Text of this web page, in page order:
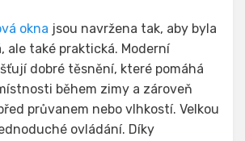
okna jsou navržena tak, aby byla
ale také praktická. Moderní
dobré těsnění, které pomáhá
během zimy a zároveň
průvanem nebo vlhkostí. Velkou
ovládání. Díky